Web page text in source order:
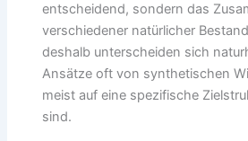
entscheidend, sondern das
verschiedener natürlicher
deshalb unterscheiden sich
Ansätze oft von synthetischen
meist auf eine spezifische
sind.